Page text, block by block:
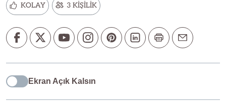
KOLAY 3 KİŞİLİK
Ekran Açık Kalsın